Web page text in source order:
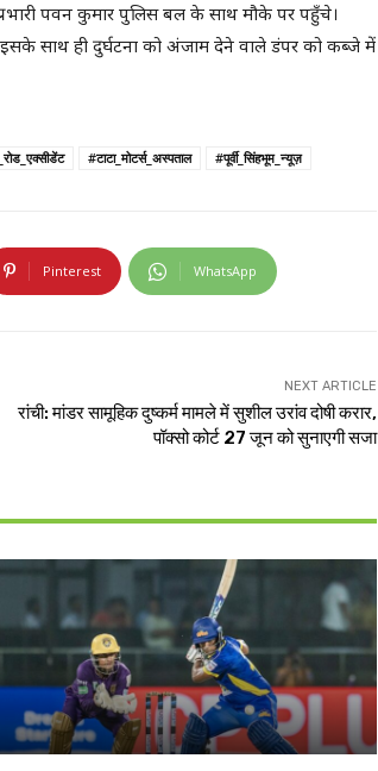
पवन कुमार पुलिस बल के साथ मौके पर पहुँचे।
साथ ही दुर्घटना को अंजाम देने वाले डंपर को कब्जे में
#टाटा_मोटर्स_अस्पताल #पूर्वी_सिंहभूम_न्यूज़
Pinterest WhatsApp
NEXT ARTICLE
रांची: मांडर सामूहिक दुष्कर्म मामले में सुशील उरांव दोषी करार,
पॉक्सो कोर्ट 27 जून को सुनाएगी सजा